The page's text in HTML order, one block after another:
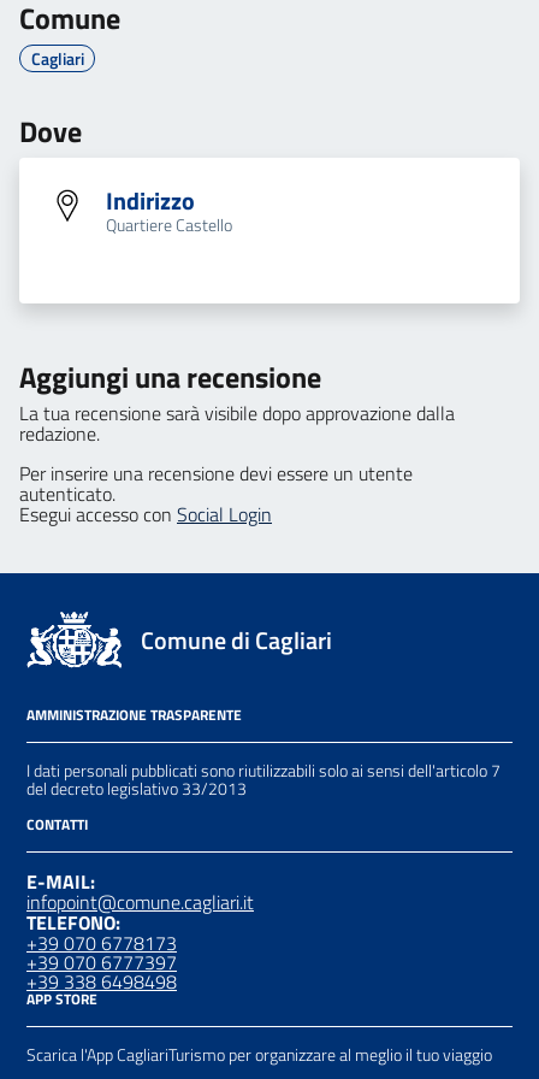
Comune
Cagliari
Dove
Indirizzo
Quartiere Castello
Aggiungi una recensione
La tua recensione sarà visibile dopo approvazione dalla
redazione.
Per inserire una recensione devi essere un utente
autenticato.
Esegui accesso con Social Login
Comune di Cagliari
AMMINISTRAZIONE TRASPARENTE
I dati personali pubblicati sono riutilizzabili solo ai sensi dell'articolo 7
del decreto legislativo 33/2013
CONTATTI
E-MAIL:
infopoint@comune.cagliari.it
TELEFONO:
+39 070 6778173
+39 070 6777397
+39 338 6498498
APP STORE
Scarica l'App CagliariTurismo per organizzare al meglio il tuo viaggio